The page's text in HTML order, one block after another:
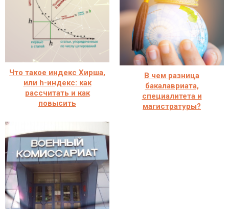
Что такое индекс Хирша,
или h-индекс: как
рассчитать и как
повысить
В чем разница
бакалавриата,
специалитета и
магистратуры?